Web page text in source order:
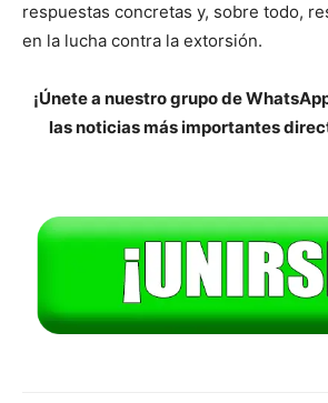
respuestas concretas y, sobre todo,
en la lucha contra la extorsión.
¡Únete a nuestro grupo de
las noticias más importantes